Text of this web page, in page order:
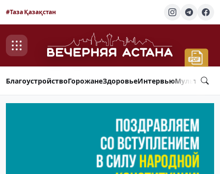
#Таза Қазақстан
БлагоустройствоГорожанеЗдоровьеИнтервью